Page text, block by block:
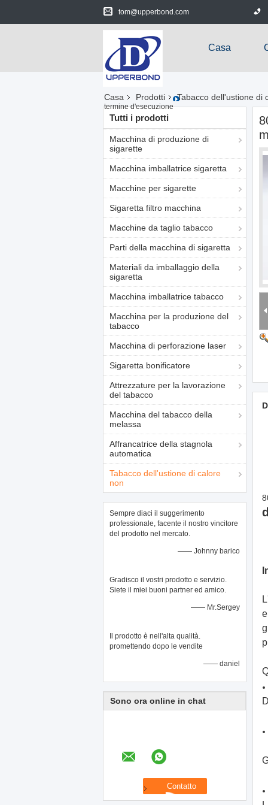
tom@upperbond.com
Casa
Casa Prodotti Tabacco dell'ustione di
termine d'esecuzione
Tutti i prodotti
Macchina di produzione di
sigarette
Macchina imballatrice sigaretta
Macchine per sigarette
Sigaretta filtro macchina
Macchine da taglio tabacco
Parti della macchina di sigaretta
Materiali da imballaggio della
sigaretta
Macchina imballatrice tabacco
Macchina per la produzione del
tabacco
Macchina di perforazione laser
Sigaretta bonificatore
Attrezzature per la lavorazione
del tabacco
Macchina del tabacco della
melassa
Affrancatrice della stagnola
automatica
Tabacco dell'ustione di calore
non
Sempre diaci il suggerimento
professionale, facente il nostro vincitore
del prodotto nel mercato.
—— Johnny barico
Gradisco il vostri prodotto e servizio.
Siete il miei buoni partner ed amico.
—— Mr.Sergey
Il prodotto è nell'alta qualità.
promettendo dopo le vendite
—— daniel
Sono ora online in chat